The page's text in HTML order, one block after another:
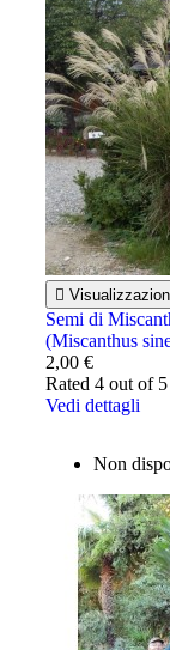

Semi di
(Miscanthus
2,00 €
Rated4 out of 5
Vedi dettagli
Non